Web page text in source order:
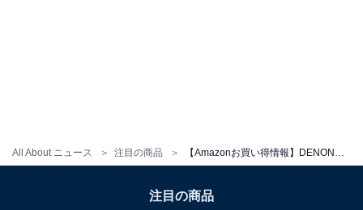
All About ニュース 注目の商品
注目の商品